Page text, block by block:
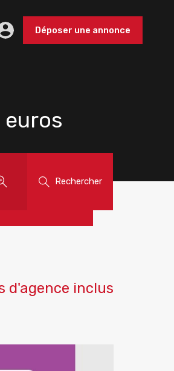
Déposer une annonce
euros
Rechercher
d'agence inclus